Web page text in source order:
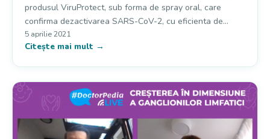
produsul ViruProtect, sub forma de spray oral, care
confirma dezactivarea SARS-CoV-2, cu eficienta de…
5 aprilie 2021
Citește mai mult →